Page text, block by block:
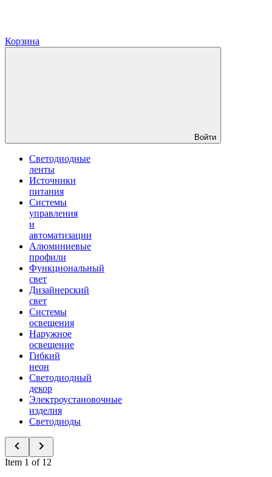
Корзина
Войти
Светодиодные
ленты
Источники
питания
Системы
управления
и
автоматизации
Алюминиевые
профили
Функциональный
свет
Дизайнерский
свет
Системы
освещения
Наружное
освещение
Гибкий
неон
Светодиодный
декор
Электроустановочные
изделия
Светодиоды
Item 1 of 12